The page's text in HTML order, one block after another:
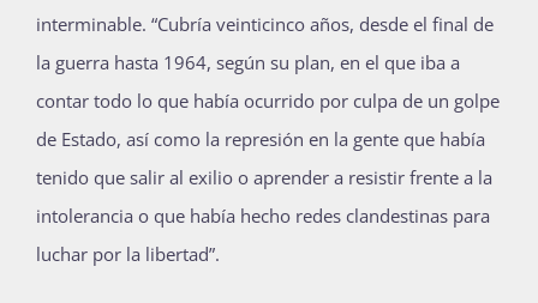
interminable. “Cubría veinticinco años, desde el final de
la guerra hasta 1964, según su plan, en el que iba a
contar todo lo que había ocurrido por culpa de un golpe
de Estado, así como la represión en la gente que había
tenido que salir al exilio o aprender a resistir frente a la
intolerancia o que había hecho redes clandestinas para
luchar por la libertad”.